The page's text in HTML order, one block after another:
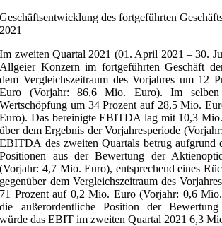
Geschäftsentwicklung des fortgeführten
2021
Im zweiten Quartal 2021 (01. April 2021 – 30.
Allgeier Konzern im fortgeführten Geschäft
dem Vergleichszeitraum des Vorjahres um 12
Euro (Vorjahr: 86,6 Mio. Euro). Im
Wertschöpfung um 34 Prozent auf 28,5 Mio.
Euro). Das bereinigte EBITDA lag mit 10,3
über dem Ergebnis der Vorjahresperiode
EBITDA des zweiten Quartals betrug aufgrund
Positionen aus der Bewertung der
(Vorjahr: 4,7 Mio. Euro), entsprechend eines
gegenüber dem Vergleichszeitraum des
71 Prozent auf 0,2 Mio. Euro (Vorjahr: 0,6
die außerordentliche Position der
würde das EBIT im zweiten Quartal 2021 6,3